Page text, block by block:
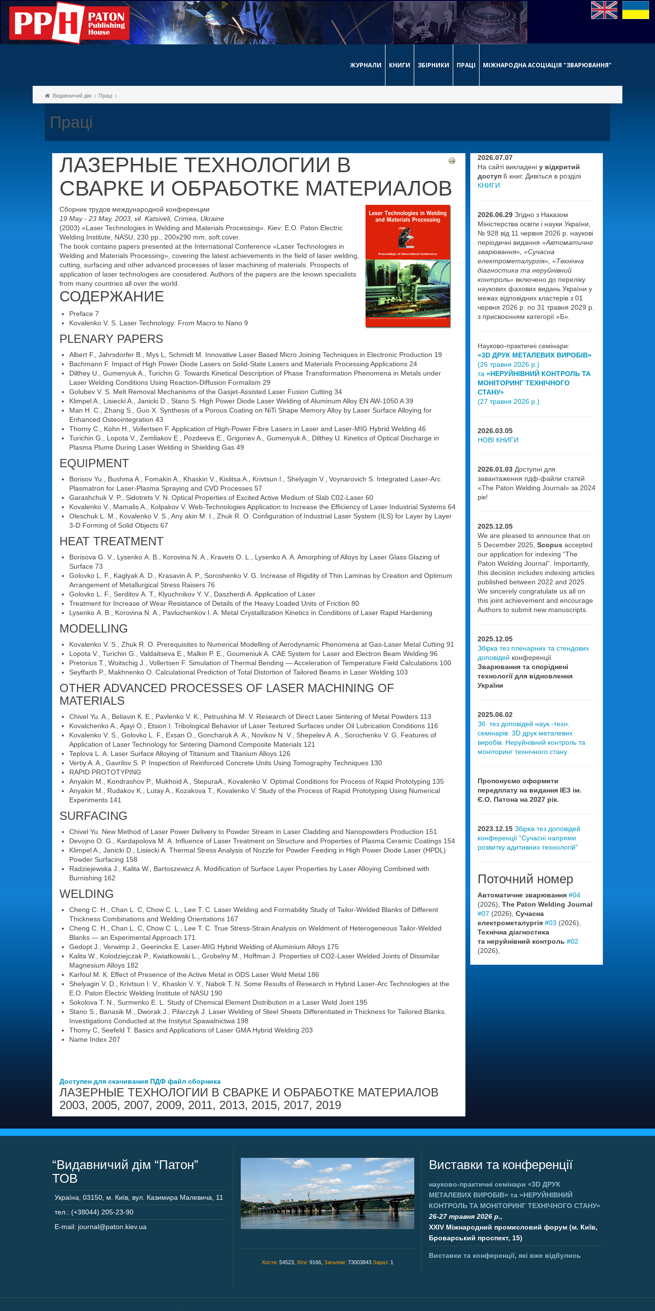
ЖУРНАЛИ КНИГИ ЗБІРНИКИ ПРАЦІ МІЖНАРОДНА АСОЦІАЦІЯ "ЗВАРЮВАННЯ"
Видавничий дім Праці
Праці
ЛАЗЕРНЫЕ ТЕХНОЛОГИИ В
СВАРКЕ И ОБРАБОТКЕ МАТЕРИАЛОВ
Сборник трудов международной конференции
19 May - 23 May, 2003, vil. Katsiveli, Crimea, Ukraine
(2003) «Laser Technologies in Welding and Materials Processing». Kiev: E.O. Paton Electric
Welding Institute, NASU, 230 pp., 200x290 mm, soft cover.
The book contains papers presented at the International Conference «Laser Technologies in
Welding and Materials Processing», covering the latest achievements in the field of laser welding,
cutting, surfacing and other advanced processes of laser machining of materials. Prospects of
application of laser technologies are considered. Authors of the papers are the known specialists
from many countries all over the world.
СОДЕРЖАНИЕ
Preface 7
Kovalenko V. S. Laser Technology: From Macro to Nano 9
PLENARY PAPERS
Albert F., Jahrsdorfer В., Mys L, Schmidt M. Innovative Laser Based Micro Joining Techniques in Electronic Production 19
Bachmann F. Impact of High Power Diode Lasers on Solid-State Lasers and Materials Processing Applications 24
Dilthey U., Gumenyuk A., Turichin G. Towards Kinetical Description of Phase Transformation Phenomena in Metals under
Laser Welding Conditions Using Reaction-Diffusion Formalism 29
Golubev V. S. Melt Removal Mechanisms of the Gasjet-Assisted Laser Fusion Cutting 34
Klimpel A., Lisiecki A., Janicki D., Stano S. High Power Diode Laser Welding of Aluminum Alloy EN AW-1050 A 39
Man H. C., Zhang S., Guo X. Synthesis of a Porous Coating on NiTi Shape Memory Alloy by Laser Surface Alloying for
Enhanced Osteointegration 43
Thorny C., Kohn H., Vollertsen F. Application of High-Power Fibre Lasers in Laser and Laser-MIG Hybrid Welding 46
Turichin G., Lopota V., Zemliakov E., Pozdeeva E., Grigoriev A., Gumenyuk A., Dilthey U. Kinetics of Optical Discharge in
Plasma Plume During Laser Welding in Shielding Gas 49
EQUIPMENT
Borisov Yu., Bushma A., Fomakin A., Khaskin V., Kislitsa A., Krivtsun I., Shelyagin V., Voynarovich S. Integrated Laser-Arc
Plasmatron for Laser-Plasma Spraying and CVD Processes 57
Garashchuk V. P., Sidotrets V. N. Optical Properties of Excited Active Medium of Slab C02-Laser 60
Kovalenko V., Mamalis A., Kolpakov V. Web-Technologies Application to Increase the Efficiency of Laser Industrial Systems 64
Oleschuk L. M., Kovalenko V. S., Any akin M. I., Zhuk R. O. Configuration of Industrial Laser System (ILS) for Layer by Layer
3-D Forming of Solid Objects 67
HEAT TREATMENT
Borisova G. V., Lysenko А. В., Korovina N. A., Kravets O. L., Lysenko A. A. Amorphing of Alloys by Laser Glass Glazing of
Surface 73
Golovko L. F., Kaglyak A. D., Krasavin A. P., Soroshenko V. G. Increase of Rigidity of Thin Laminas by Creation and Optimum
Arrangement of Metallurgical Stress Raisers 76
Golovko L. F., Serditov А. Т., Klyuchnikov Y. V., Daszherdi A. Application of Laser
Treatment for Increase of Wear Resistance of Details of the Heavy Loaded Units of Friction 80
Lysenko А. В., Korovina N. A., Pavluchenkov I. A. Metal Crystallization Kinetics in Conditions of Laser Rapid Hardening
MODELLING
Kovalenko V. S., Zhuk R. O. Prerequisites to Numerical Modelling of Aerodynamic Phenomena at Gas-Laser Metal Cutting 91
Lopota V., Turichin G., Valdaitseva E., Malkin P. E., Goumeniuk A. CAE System for Laser and Electron Beam Welding 96
Pretorius Т., Woitschig J., Vollertsen F. Simulation of Thermal Bending — Acceleration of Temperature Field Calculations 100
Seyffarth P., Makhnenko O. Calculational Prediction of Total Distortion of Tailored Beams in Laser Welding 103
OTHER ADVANCED PROCESSES OF LASER MACHINING OF
MATERIALS
Chivel Yu. A., Beliavin К. E., Pavlenko V. K., Petrushina M. V. Research of Direct Laser Sintering of Metal Powders 113
Kovalchenko A., Ajayi O., Etsion I. Tribological Behavior of Laser Textured Surfaces under Oil Lubrication Conditions 116
Kovalenko V. S., Golovko L. F., Exsan O., Goncharuk A. A., Novikov N. V., Shepelev A. A., Sorochenko V. G. Features of
Application of Laser Technology for Sintering Diamond Composite Materials 121
Teplova L. A. Laser Surface Alloying of Titanium and Titanium Alloys 126
Vertiy A. A., Gavrilov S. P. Inspection of Reinforced Concrete Units Using Tomography Techniques 130
RAPID PROTOTYPING
Anyakin M., Kondrashov P., Mukhoid A., StepuraA., Kovalenko V. Optimal Conditions for Process of Rapid Prototyping 135
Anyakin M., Rudakov K., Lutay A., Kozakova Т., Kovalenko V. Study of the Process of Rapid Prototyping Using Numerical
Experiments 141
SURFACING
Chivel Yu. New Method of Laser Power Delivery to Powder Stream in Laser Cladding and Nanopowders Production 151
Devojno O. G., Kardapolova M. A. Influence of Laser Treatment on Structure and Properties of Plasma Ceramic Coatings 154
Klimpel A., Janicki D., Lisiecki A. Thermal Stress Analysis of Nozzle for Powder Feeding in High Power Diode Laser (HPDL)
Powder Surfacing 158
Radziejewska J., Kalita W., Bartoszewicz A. Modification of Surface Layer Properties by Laser Alloying Combined with
Burnishing 162
WELDING
Cheng С. H., Chan L. C, Chow C. L., Lee Т. C. Laser Welding and Formability Study of Tailor-Welded Blanks of Different
Thickness Combinations and Welding Orientations 167
Cheng С. H., Chan L. C, Chow C. L., Lee Т. C. True Stress-Strain Analysis on Weldment of Heterogeneous Tailor-Welded
Blanks — an Experimental Approach 171
Gedopt J., Verwimp J., Geerinckx E. Laser-MIG Hybrid Welding of Aluminium Alloys 175
Kalita W., Kolodziejczak P., Kwiatkowski L., Grobelny M., Hoffman J. Properties of СО2-Laser Welded Joints of Dissimilar
Magnesium Alloys 182
Karfoul M. К. Effect of Presence of the Active Metal in ODS Laser Weld Metal 186
Shelyagin V. D., Krivtsun I. V., Khaskin V. Y., Nabok T. N. Some Results of Research in Hybrid Laser-Arc Technologies at the
E.O. Paton Electric Welding Institute of NASU 190
Sokolova T. N., Surmenko E. L. Study of Chemical Element Distribution in a Laser Weld Joint 195
Stano S., Banasik M., Dworak J., Pilarczyk J. Laser Welding of Steel Sheets Differentiated in Thickness for Tailored Blanks.
Investigations Conducted at the Instytut Spawalnictwa 198
Thomy C, Seefeld T. Basics and Applications of Laser GMA Hybrid Welding 203
Name Index 207
Доступен для скачивания ПДФ файл сборника
ЛАЗЕРНЫЕ ТЕХНОЛОГИИ В СВАРКЕ И ОБРАБОТКЕ МАТЕРИАЛОВ
2003, 2005, 2007, 2009, 2011, 2013, 2015, 2017, 2019
2026.07.07
На сайті викладені у відкритий
доступ6 книг. Дивіться в розділі
КНИГИ
2026.06.29Згідно з Наказом
Міністерства освіти і науки України,
№ 928 від 11 червня 2026 р. наукові
періодичні видання «Автоматичне
зварювання», «Сучасна
електрометалургія», «Технічна
діагностика та неруйнівний
контроль»включено до переліку
наукових фахових видань України у
межах відповідних кластерів з 01
червня 2026 р. по 31 травня 2029 р.
з присвоєнням категорії «Б».
Науково-практичні семінари:
«3D ДРУК МЕТАЛЕВИХ ВИРОБІВ»
(26 травня 2026 р.)
та «НЕРУЙНІВНИЙ КОНТРОЛЬ ТА
МОНІТОРИНГ ТЕХНІЧНОГО
СТАНУ»
(27 травня 2026 р.)
2026.03.05
НОВІ КНИГИ
2026.01.03Доступні для
завантаження пдф-файли статей
«The Paton Welding Journal» за 2024
рік!
2025.12.05
We are pleased to announce that on
5 December 2025, Scopus accepted
our application for indexing “The
Paton Welding Journal”. Importantly,
this decision includes indexing articles
published between 2022 and 2025.
We sincerely congratulate us all on
this joint achievement and encourage
Authors to submit new manuscripts.
2025.12.05
Збірка тез пленарних та стендових
доповідей конференції
Зварювання та споріднені
технології для відновлення
України
2025.06.02
Зб. тез доповідей наук.-техн.
семінарів: 3D друк металевих
виробів. Неруйнівний контроль та
моніторинг технічного стану
Пропонуємо оформити
передплату на видання ІЕЗ ім.
Є.О. Патона на 2027 рік.
2023.12.15 Збірка тез доповідей
конференції “Сучасні напрями
розвитку адитивних технологій”
Поточний номер
Автоматичне зварювання #04
(2026), The Paton Welding Journal
#07 (2026), Сучасна
електрометалургія #03 (2026),
Технічна діагностика
та неруйнівний контроль #02
(2026),
“Видавничий дім “Патон”
ТОВ
Україна 03150 м. Київ, вул. Казимира Малевича, 11
тел.: (+38044) 205-23-90
E-mail: journal@paton.kiev.ua
Хости: 54523, Хіти: 9166, Загалом: 73003843 Зараз: 1
Виставки та конференції
науково-практичні семінари«3D ДРУК
МЕТАЛЕВИХ ВИРОБІВ» та«НЕРУЙНІВНИЙ
КОНТРОЛЬ ТА МОНІТОРИНГ ТЕХНІЧНОГО СТАНУ»
26-27 травня 2026 р.,
XXIV Міжнародний промисловий форум (м. Київ,
Броварський проспект, 15)
Виставки та конференції, які вже відбулись